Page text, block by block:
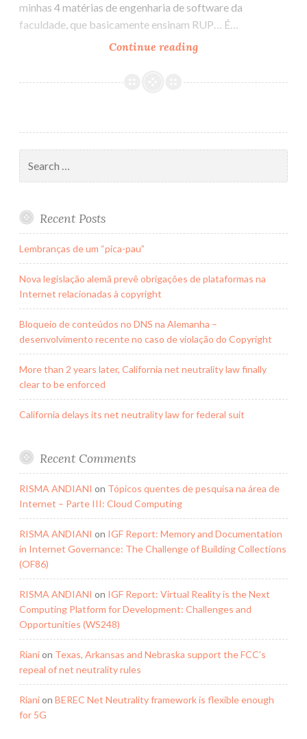
minhas 4 matérias de engenharia de software da
faculdade, que basicamente ensinam RUP… É…
Continue reading
Process
for:
Recent Posts
Lembranças de um “pica-pau”
Nova legislação alemã prevê obrigações de plataformas na
Internet relacionadas à copyright
Bloqueio de conteúdos no DNS na Alemanha –
desenvolvimento recente no caso de violação do Copyright
More than 2 years later, California net neutrality law finally
clear to be enforced
California delays its net neutrality law for federal suit
Recent Comments
RISMA ANDIANI on Tópicos quentes de pesquisa na área de
Internet – Parte III: Cloud Computing
RISMA ANDIANI on IGF Report: Memory and Documentation
in Internet Governance: The Challenge of Building Collections
(OF86)
RISMA ANDIANI on IGF Report: Virtual Reality is the Next
Computing Platform for Development: Challenges and
Opportunities (WS248)
Rianion Texas, Arkansas and Nebraska support the FCC’s
repeal of net neutrality rules
Rianion BEREC Net Neutrality framework is flexible enough
for 5G